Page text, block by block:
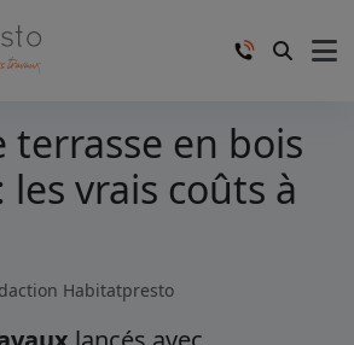
terrasse en bois
les vrais coûts à
Habitatpresto